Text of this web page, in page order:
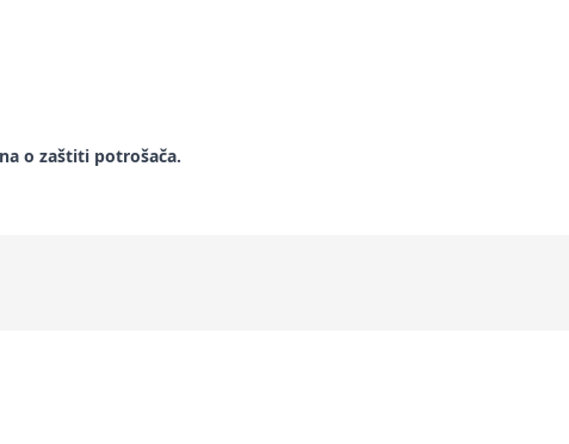
o zaštiti potrošača.